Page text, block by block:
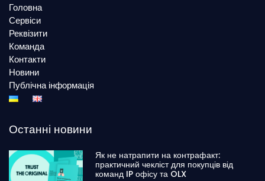
Головна
Сервіси
Реквізити
Команда
Контакти
Новини
Публічна інформація
Останні новини
Як не натрапити на контрафакт:
практичний чекліст для покупців від
команд IP офісу та OLX